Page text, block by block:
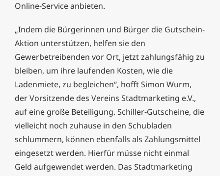
Online-Service anbieten.
„Indem die Bürgerinnen und Bürger die Gutschein-
Aktion unterstützen, helfen sie den
Gewerbetreibenden vor Ort, jetzt zahlungsfähig zu
bleiben, um ihre laufenden Kosten, wie die
Ladenmiete, zu begleichen“, hofft Simon Wurm,
der Vorsitzende des Vereins Stadtmarketing e.V.,
auf eine große Beteiligung. Schiller-Gutscheine, die
vielleicht noch zuhause in den Schubladen
schlummern, können ebenfalls als Zahlungsmittel
eingesetzt werden. Hierfür müsse nicht einmal
Geld aufgewendet werden. Das Stadtmarketing